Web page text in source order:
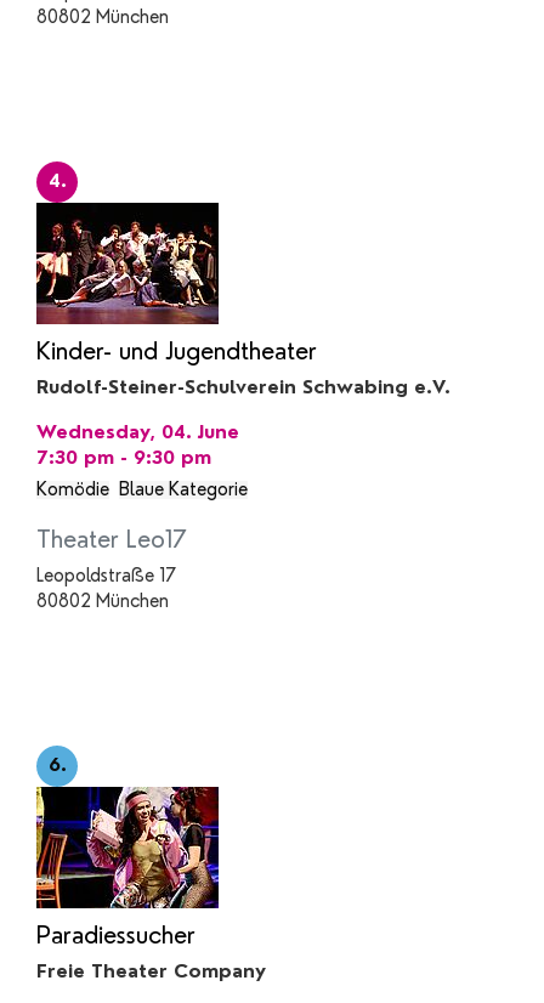
80802 München
4.
Kinder- und Jugendtheater
Rudolf-Steiner-Schulverein Schwabing e.V.
Wednesday, 04. June
7:30 pm - 9:30 pm
Komödie Blaue Kategorie
Theater Leo17
Leopoldstraße 17
80802 München
6.
Paradiessucher
Freie Theater Company